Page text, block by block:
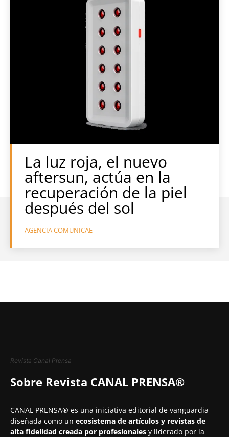
La luz roja, el nuevo
aftersun, actúa en la
recuperación de la piel
después del sol
AGENCIA COMUNICAE
Revista Canal Prensa
Sobre Revista CANAL PRENSA®
CANAL PRENSA® es una iniciativa editorial de vanguardia
diseñada como un ecosistema de artículos y revistas de
alta fidelidad creada por profesionales y liderado por la